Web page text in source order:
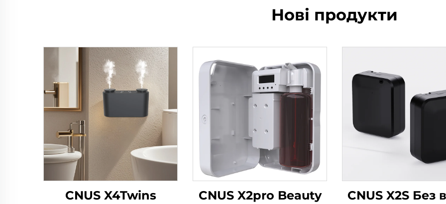
Нові продукти
CNUS X4Twins
CNUS X2pro Beauty
CNUS X2S Без